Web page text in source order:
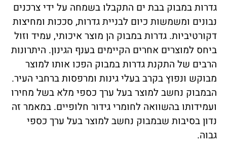
גדרות במבוק בבת ים התקבלו בשמחה על ידי צרכנים
נבונים ומשמשות כיום לבניית גדרות, סככות ומחיצות
דקורטיביות. גדרות במבוק הן מוצר איכותי, עמיד וזול
ביחס למוצרים אחרים הקיימים בענף הגינון. היתרונות
הרבים של התקנת גדרות במבוק הפכו אותו למוצר
מבוקש ונפוץ בקרב בעלי גינות ומרפסות ברחבי העיר.
הבמבוק נחשב למוצר בעל ערך כספי מלא בשל מחירו
ועמידותו בהשוואה לחומרי גידור חלופיים. במאמר זה
נדון בסיבות שבמבוק נחשב למוצר בעל ערך כספי
גבוה.